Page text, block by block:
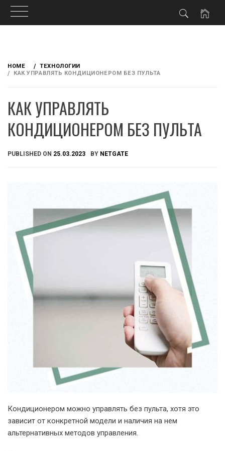
content
HOME
ТЕХНОЛОГИИ
КАК УПРАВЛЯТЬ КОНДИЦИОНЕРОМ БЕЗ ПУЛЬТА
КАК УПРАВЛЯТЬ
КОНДИЦИОНЕРОМ БЕЗ ПУЛЬТА
PUBLISHED ON 25.03.2023 BY NETGATE
Кондиционером можно управлять без пульта, хотя это
зависит от конкретной модели и наличия на нем
альтернативных методов управления.